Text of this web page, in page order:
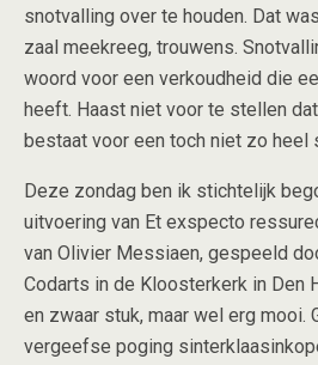
snotvalling over te houden. Dat
zaal meekreeg, trouwens.
woord voor een verkoudheid die
heeft. Haast niet voor te stellen
bestaat voor een toch niet zo heel
Deze zondag ben ik stichtelijk
uitvoering van Et exspecto
van Olivier Messiaen, gespeeld
Codarts in de Kloosterkerk in Den
en zwaar stuk, maar wel erg mooi.
vergeefse poging